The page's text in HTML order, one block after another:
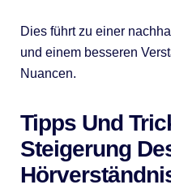
Dies führt zu einer
und einem besseren
Nuancen.
Tipps Und
Steigerung